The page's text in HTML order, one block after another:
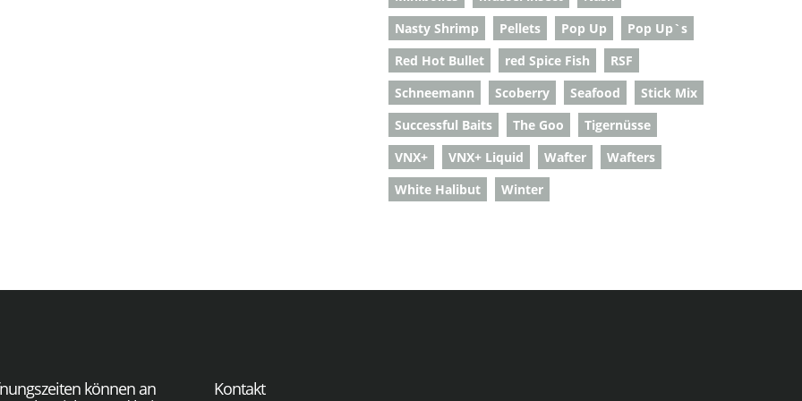
Nasty Shrimp
Pellets Pop Up
Pop Up`s
Red Hot Bullet
red Spice Fish
RSF
Schneemann
Scoberry Seafood
Stick Mix
Successful Baits
The Goo
Tigernüsse
VNX+
VNX+ Liquid Wafter
Wafters
White Halibut
Winter
können an
Kontakt